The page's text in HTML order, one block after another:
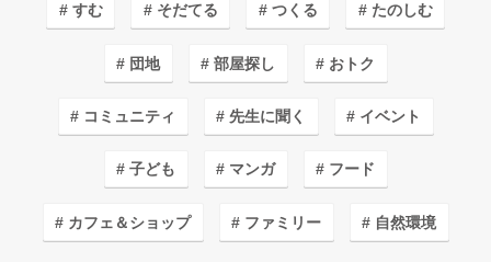
すむ そだてる つくる たのしむ
団地 部屋探し おトク
コミュニティ 先生に聞く イベント
子ども マンガ フード
カフェ＆ショップ ファミリー 自然環境